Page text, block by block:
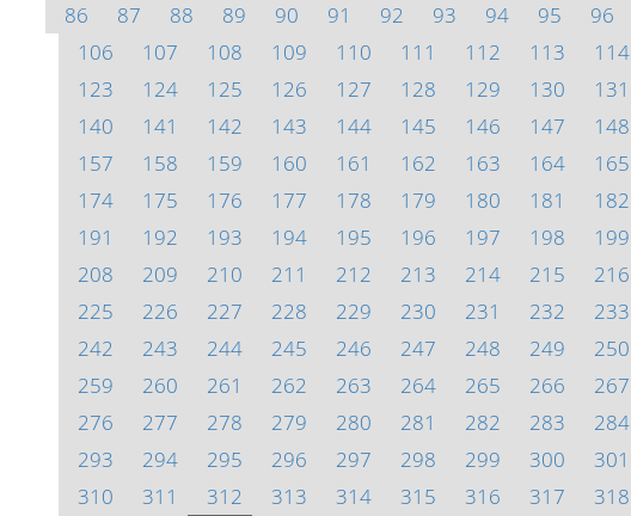
86
87 88 89 90 91 92 93 94 95 96
106
107 108 109 110 111 112 113 114
123
124 125 126 127 128 129 130 131
140
141 142 143 144 145 146 147 148
157
158 159 160 161 162 163 164 165
174
175 176 177 178 179 180 181 182
191
192 193 194 195 196 197 198 199
208
209 210 211 212 213 214 215 216
225
226 227 228 229 230 231 232 233
242
243 244 245 246 247 248 249 250
259
260 261 262 263 264 265 266 267
276
277 278 279 280 281 282 283 284
293
294 295 296 297 298 299 300 301
310
311 312 313 314 315 316 317 318